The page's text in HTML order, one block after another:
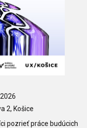
2, Košice
pozrieť práce budúcich